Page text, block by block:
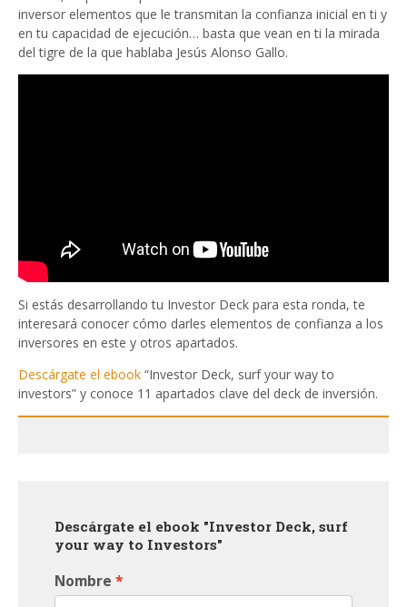
inversor elementos que le transmitan la confianza inicial en ti y
en tu capacidad de ejecución… basta que vean en ti la mirada
del tigre de la que hablaba Jesús Alonso Gallo.
Si estás desarrollando tu Investor Deck para esta ronda, te
interesará conocer cómo darles elementos de confianza a los
inversores en este y otros apartados.
Descárgate el ebook “Investor Deck, surf your way to
investors” y conoce 11 apartados clave del deck de inversión.
Descárgate el ebook "Investor Deck, surf
your way to Investors"
Nombre